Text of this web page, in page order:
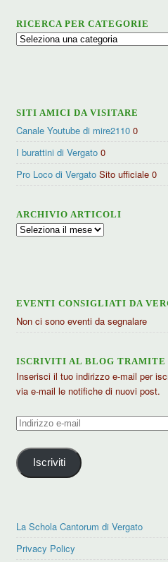
RICERCA PER CATEGORIE
Ricerca
SITI AMICI DA VISITARE
Canale Youtube di mire2110 0
I burattini di Vergato 0
Pro Loco di Vergato Sito ufficiale 0
ARCHIVIO ARTICOLI
Archivio
EVENTI CONSIGLIATI DA
Non ci sono eventi da segnalare
ISCRIVITI AL BLOG
Inserisci il tuo indirizzo e-mail per
via e-mail le notifiche di nuovi post.
Indirizzo
mail
Iscriviti
La Schola Cantorum di Vergato
Privacy Policy